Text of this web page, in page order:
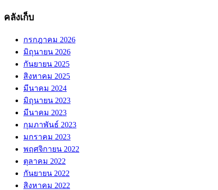
แบบ
เงื่อนไข
คลังเก็บ
กรกฎาคม 2026
มิถุนายน 2026
กันยายน 2025
สิงหาคม 2025
มีนาคม 2024
มิถุนายน 2023
มีนาคม 2023
กุมภาพันธ์ 2023
มกราคม 2023
พฤศจิกายน 2022
ตุลาคม 2022
กันยายน 2022
สิงหาคม 2022